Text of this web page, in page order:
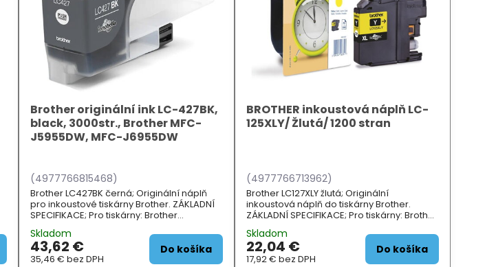
Brother originální ink LC-427BK,
black, 3000str., Brother MFC-
J5955DW, MFC-J6955DW
(4977766815468)
Brother LC427BK černá; Originální náplň
pro inkoustové tiskárny Brother. ZÁKLADNÍ
SPECIFIKACE; Pro tiskárny: Brother
MFCJ5955DW, MFCJ6955DW, MFCJ6957DW,
MFCJ6959DW, HLJ6010DW;...
Skladom
43,62 €
35,46 €bez DPH
Do košíka
BROTHER inkoustová náplň LC-
125XLY/ Žlutá/ 1200 stran
(4977766713962)
Brother LC127XLY žlutá; Originální
inkoustová náplň do tiskárny Brother.
ZÁKLADNÍ SPECIFIKACE; Pro tiskárny: Brother
DCPJ4110DW, MFCJ4410DW, MFCJ4510DW,
MFCJ4610DW, MFCJ47...
Skladom
22,04 €
17,92 €bez DPH
Do košíka